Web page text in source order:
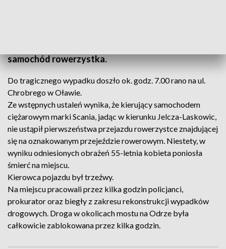
samochód rowerzystka.
Do tragicznego wypadku doszło ok. godz. 7.00 rano na ul.
Chrobrego w Oławie.
Ze wstępnych ustaleń wynika, że kierujący samochodem
ciężarowym marki Scania, jadąc w kierunku Jelcza-Laskowic,
nie ustąpił pierwszeństwa przejazdu rowerzystce znajdującej
się na oznakowanym przejeździe rowerowym. Niestety, w
wyniku odniesionych obrażeń 55-letnia kobieta poniosła
śmierć na miejscu.
Kierowca pojazdu był trzeźwy.
Na miejscu pracowali przez kilka godzin policjanci,
prokurator oraz biegły z zakresu rekonstrukcji wypadków
drogowych. Droga w okolicach mostu na Odrze była
całkowicie zablokowana przez kilka godzin.